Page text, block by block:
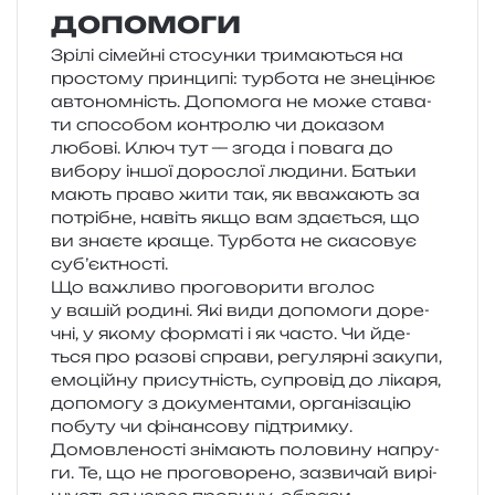
допомоги
Зрілі сімей­ні сто­сун­ки три­ма­ю­ться на
про­сто­му прин­ци­пі: тур­бо­та не зне­ці­нює
авто­ном­ність. Допомога не може ста­ва­
ти спосо­бом кон­тро­лю чи дока­зом
любо­ві. Ключ тут — згода і пова­га до
вибо­ру іншої доро­слої люди­ни. Батьки
мають право жити так, як вва­жа­ють за
потрі­бне, навіть якщо вам зда­є­ться, що
ви зна­є­те краще. Турбота не ска­со­вує
суб’єктності.
Що важли­во про­го­во­ри­ти вго­лос
у вашій роди­ні. Які види допо­мо­ги доре­
чні, у якому фор­ма­ті і як часто. Чи йде­
ться про разо­ві спра­ви, регу­ляр­ні заку­пи,
емо­цій­ну при­су­тність, супро­від до ліка­ря,
допо­мо­гу з доку­мен­та­ми, орга­ні­за­цію
побу­ту чи фінан­со­ву під­трим­ку.
Домовленості зні­ма­ють поло­ви­ну напру­
ги. Те, що не про­го­во­ре­но, зазви­чай вирі­